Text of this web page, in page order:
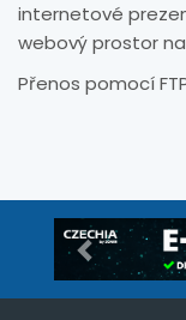
internetové
webový prostor
Přenos pomocí